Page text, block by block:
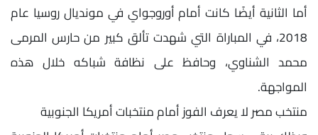
أما الثانية أيضًا كانت أمام أوروجواي في مونديال روسيا عام
2018، في المباراة التي شهدت تألق كبير من حارس المرمى
محمد الشناوي، وحافظ على نظافة شباكه خلال هذه
المواجهة.
منتخب مصر لا يعرف الفوز أمام منتخبات أمريكا الجنوبية